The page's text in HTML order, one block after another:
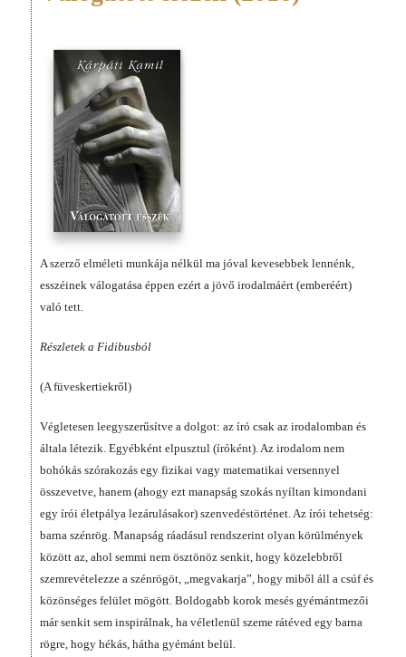
A szerző elméleti munkája nélkül ma jóval kevesebbek lennénk,
esszéinek válogatása éppen ezért a jövő irodalmáért (emberéért)
való tett.
Részletek a Fidibusból
(A füveskertiekről)
Végletesen leegyszerűsítve a dolgot: az író csak az irodalomban és
általa létezik. Egyébként elpusztul (íróként). Az irodalom nem
bohókás szórakozás egy fizikai vagy matematikai versennyel
összevetve, hanem (ahogy ezt manapság szokás nyíltan kimondani
egy írói életpálya lezárulásakor) szenvedéstörténet. Az írói tehetség:
barna szénrög. Manapság ráadásul rendszerint olyan körülmények
között az, ahol semmi nem ösztönöz senkit, hogy közelebbről
szemrevételezze a szénrögöt, „megvakarja”, hogy miből áll a csúf és
közönséges felület mögött. Boldogabb korok mesés gyémántmezői
már senkit sem inspirálnak, ha véletlenül szeme rátéved egy barna
rögre, hogy hékás, hátha gyémánt belül.